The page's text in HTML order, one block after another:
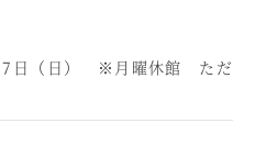
7日（日） ※月曜休館 ただ